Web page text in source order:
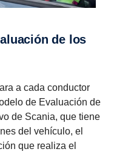
a cada conductor
de Evaluación de
de Scania, que tiene
del vehículo, el
que realiza el